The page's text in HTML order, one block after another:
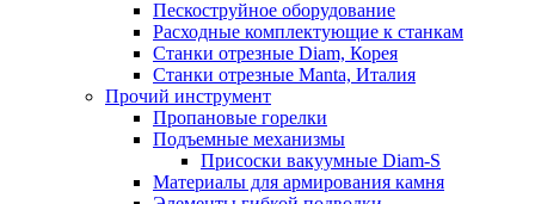
Пескоструйное оборудование
Расходные комплектующие к станкам
Станки отрезные Diam, Корея
Станки отрезные Manta, Италия
Прочий инструмент
Пропановые горелки
Подъeмные механизмы
Присоски вакуумные Diam-S
Материалы для армирования камня